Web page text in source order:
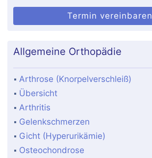
Termin vereinbaren
Allgemeine Orthopädie
Arthrose (Knorpelverschleiß)
Übersicht
Arthritis
Gelenkschmerzen
Gicht (Hyperurikämie)
Osteochondrose